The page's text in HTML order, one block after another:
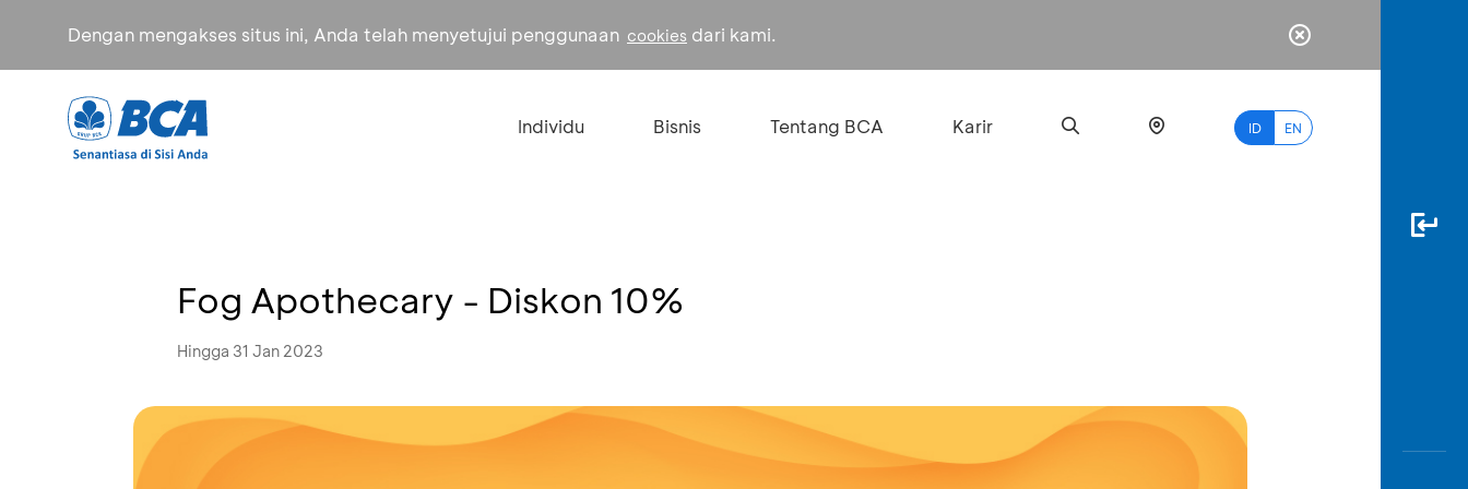
Dengan mengakses situs ini, Anda telah menyetujui penggunaan cookies dari kami.
Individu Bisnis Tentang BCA Karir ID EN
Fog Apothecary - Diskon 10%
Hingga 31 Jan 2023